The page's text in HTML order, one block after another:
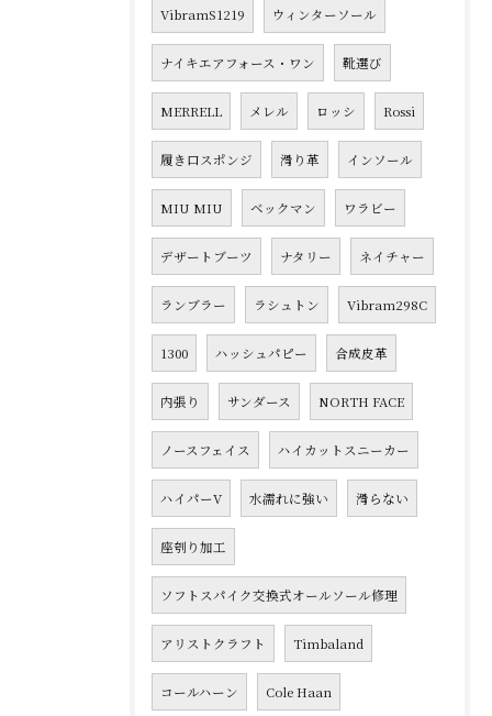
VibramS1219 ウィンターソール
ナイキエアフォース・ワン 靴選び
MERRELL メレル ロッシ Rossi
履き口スポンジ 滑り革 インソール
MIU MIU ベックマン ワラビー
デザートブーツ ナタリー ネイチャー
ランブラー ラシュトン Vibram298C
1300 ハッシュパピー 合成皮革
内張り サンダース NORTH FACE
ノースフェイス ハイカットスニーカー
ハイパーV 水濡れに強い 滑らない
座刳り加工
ソフトスパイク交換式オールソール修理
アリストクラフト Timbaland
コールハーン Cole Haan